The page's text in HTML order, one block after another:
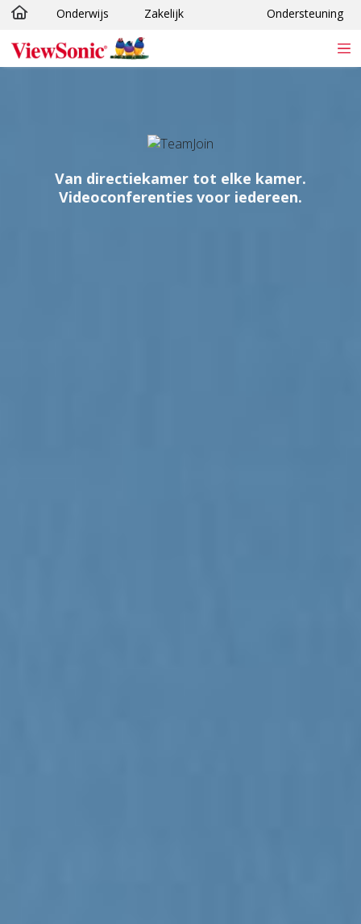
Ga naar hoofdinhoud
Onderwijs Zakelijk Ondersteuning
Van directiekamer tot elke kamer.
Videoconferenties voor iedereen.